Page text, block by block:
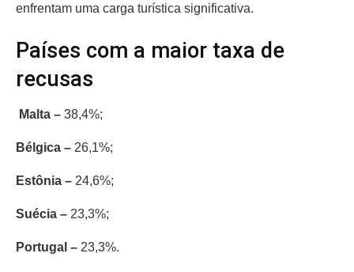
enfrentam uma carga turística significativa.
Países com a maior taxa de
recusas
Malta – 38,4%;
Bélgica – 26,1%;
Estônia – 24,6%;
Suécia – 23,3%;
Portugal – 23,3%.